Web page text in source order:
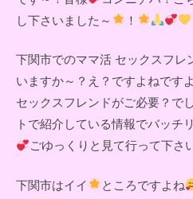
し下さいました～
！
下関市でのママ活 セックスフレ
いますか～？え？ですよねです
セックスフレンドがご必要？で
トで紹介している情報でバッチ
ごゆっくりと見て行って下さ
下関市はイイ ところですよね